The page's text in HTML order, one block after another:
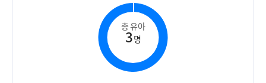
총 유아
3명